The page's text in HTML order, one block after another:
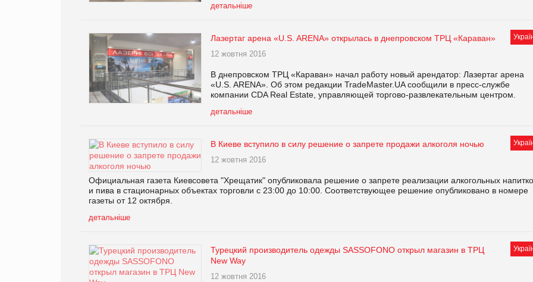
детальніше
Лазертаг арена «U.S. ARENA» открылась в днепровском ТРЦ «Караван»
12 жовтня 2016
В днепровском ТРЦ «Караван» начал работу новый арендатор: Лазертаг арена
«U.S. ARENA». Об этом редакции TradeMaster.UA сообщили в пресс-службе
компании CDA Real Estate, управляющей торгово-развлекательным центром.
детальніше
В Киеве вступило в силу решение о запрете продажи алкоголя ночью
12 жовтня 2016
Официальная газета Киевсовета "Хрещатик" опубликовала решение о запрете реализации алкогольных
и пива в стационарных объектах торговли с 23:00 до 10:00. Соответствующее решение опубликовано в номере
газеты от 12 октября.
детальніше
Турецкий производитель одежды SASSOFONO открыл магазин в ТРЦ
New Way
12 жовтня 2016